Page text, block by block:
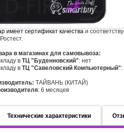
имеет сертификат качества и
в магазинах для самовывоза:
в ТЦ "Буденновский": нет
в ТЦ "Савеловский Компьютерный"
ТАЙВАНЬ (КИТАЙ)
: 6 месяцев
Технические характеристики